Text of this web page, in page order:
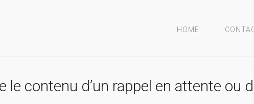
HOME
le contenu d’un rappel en attente ou